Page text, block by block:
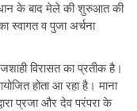
के बाद मेले की शुरुआत की
स्वागत व पुजा अर्चना
विरासत का प्रतीक है।
होता आ रहा है। माना
प्रजा और देव परंपरा के